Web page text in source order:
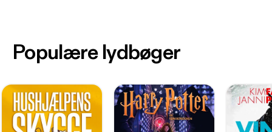
Populære lydbøger